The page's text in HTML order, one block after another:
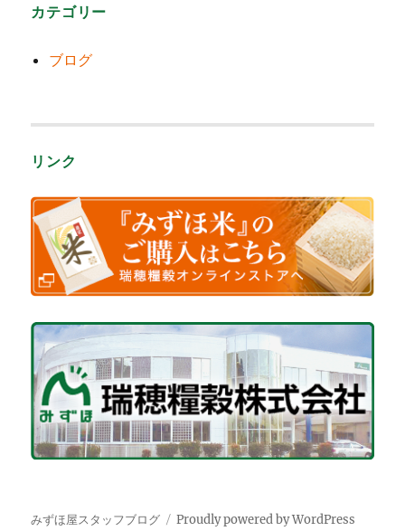
カテゴリー
ブログ
リンク
みずほ屋スタッフブログ Proudly powered by WordPress